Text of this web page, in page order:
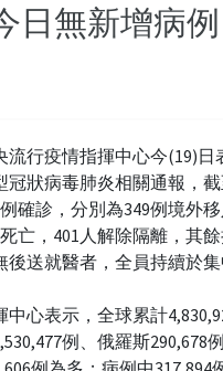
日無新增病
流行疫情指揮中心今(19)
冠狀病毒肺炎相關通報，
確診，分別為349例境外
亡，401人解除隔離，其
後送就醫者，全員持續於集
中心表示，全球累計
例、俄羅斯290,678